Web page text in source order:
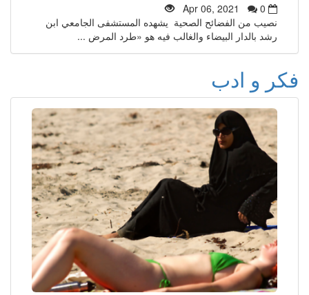
Apr 06, 2021
0
نصيب من الفضائح الصحية يشهده المستشفى الجامعي ابن
رشد بالدار البيضاء والغالب فيه هو «طرد المرض ...
فكر و ادب